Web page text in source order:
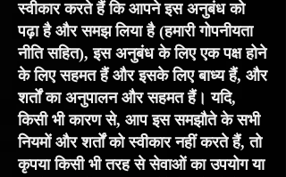
स्वीकार करते हैं कि आपने इस अनुबंध को
पढ़ा है और समझ लिया है (हमारी गोपनीयता
नीति सहित), इस अनुबंध के लिए एक पक्ष होने
के लिए सहमत हैं और इसके लिए बाध्य हैं, और
शर्तों का अनुपालन और सहमत हैं। यदि,
किसी भी कारण से, आप इस समझौते के सभी
नियमों और शर्तों को स्वीकार नहीं करते हैं, तो
कृपया किसी भी तरह से सेवाओं का उपयोग या